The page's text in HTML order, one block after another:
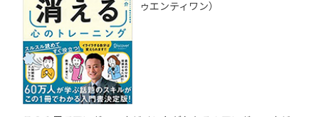
ゥエンティワン）